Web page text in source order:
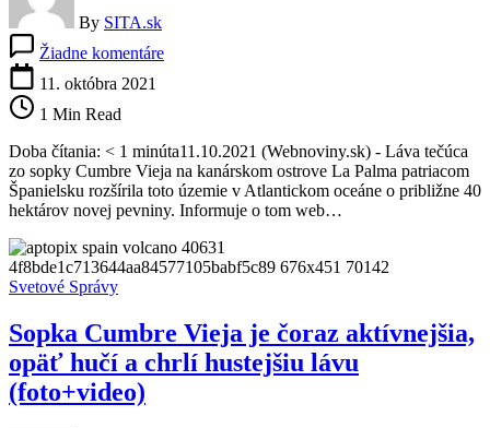
By SITA.sk
Žiadne komentáreŠpanielsku
pevniny,
vytvorila
ich
tečúca
láva
zo
sopky
11. októbra 2021
1 Min Read
Doba čítania: < 1 minúta11.10.2021 (Webnoviny.sk) - Láva tečúca
zo sopky Cumbre Vieja na kanárskom ostrove La Palma patriacom
Španielsku rozšírila toto územie v Atlantickom oceáne o približne 40
hektárov novej pevniny. Informuje o tom web…
Svetové Správy
Sopka Cumbre Vieja je čoraz aktívnejšia,
opäť hučí a chrlí hustejšiu lávu
(foto+video)